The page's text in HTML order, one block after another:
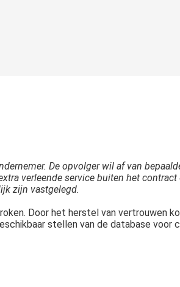
De opvolger wil af van
verleende service buiten het
zijn vastgelegd.
Door het herstel van vertrouwen
stellen van de database voor